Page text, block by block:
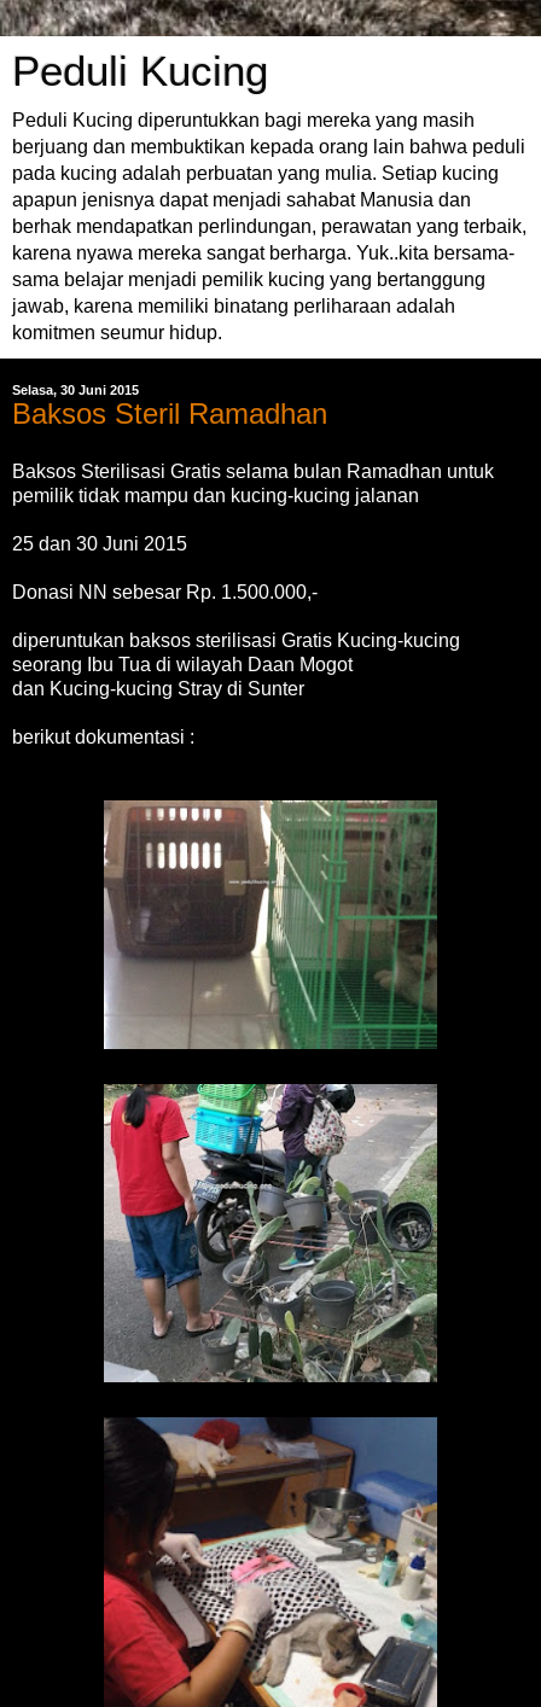
Peduli Kucing
Peduli Kucing diperuntukkan bagi mereka yang masih
berjuang dan membuktikan kepada orang lain bahwa peduli
pada kucing adalah perbuatan yang mulia. Setiap kucing
apapun jenisnya dapat menjadi sahabat Manusia dan
berhak mendapatkan perlindungan, perawatan yang terbaik,
karena nyawa mereka sangat berharga. Yuk..kita bersama-
sama belajar menjadi pemilik kucing yang bertanggung
jawab, karena memiliki binatang perliharaan adalah
komitmen seumur hidup.
Selasa, 30 Juni 2015
Baksos Steril Ramadhan
Baksos Sterilisasi Gratis selama bulan Ramadhan untuk
pemilik tidak mampu dan kucing-kucing jalanan
25 dan 30 Juni 2015
Donasi NN sebesar Rp. 1.500.000,-
diperuntukan baksos sterilisasi Gratis Kucing-kucing
seorang Ibu Tua di wilayah Daan Mogot
dan Kucing-kucing Stray di Sunter
berikut dokumentasi :